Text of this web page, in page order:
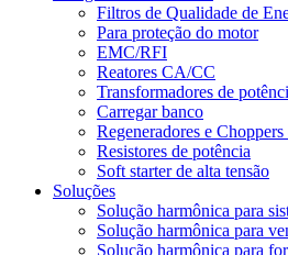
Filtros de Qualidade de
Para proteção do motor
EMC/RFI
Reatores CA/CC
Transformadores de
Carregar banco
Regeneradores e
Resistores de potência
Soft starter de alta tensão
Soluções
Solução harmônica para
Solução harmônica para
Solução harmônica para